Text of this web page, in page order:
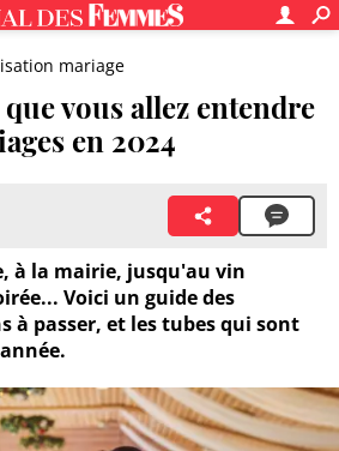
mariage
administratives
vous allez entendre
en 2024
à la mairie, jusqu'au vin
Voici un guide des
à passer, et les tubes qui sont